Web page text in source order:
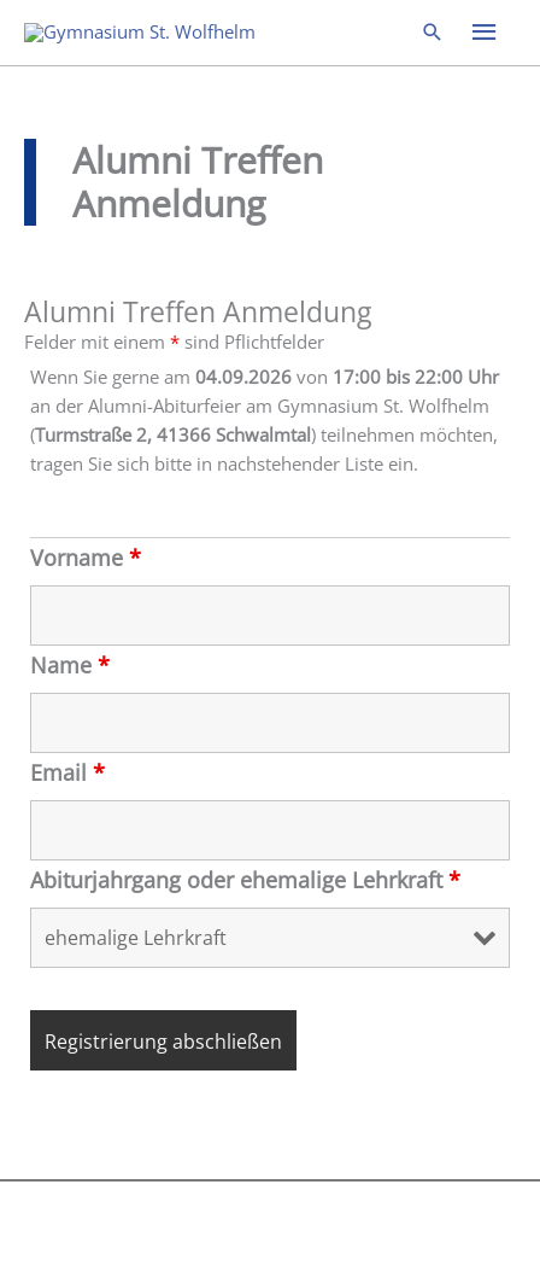
Inhalt
springen
Suchen
Alumni Treffen
Anmeldung
Alumni Treffen Anmeldung
Felder mit einem * sind Pflichtfelder
Wenn Sie gerne am 04.09.2026 von 17:00 bis 22:00 Uhr
an der Alumni-Abiturfeier am Gymnasium St. Wolfhelm
(Turmstraße 2, 41366 Schwalmtal) teilnehmen möchten,
tragen Sie sich bitte in nachstehender Liste ein.
Vorname *
Name *
Email *
Abiturjahrgang oder ehemalige Lehrkraft*